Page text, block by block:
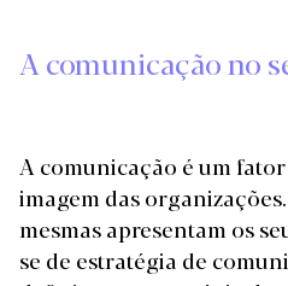
A comunicação no
A comunicação é um
imagem das
mesmas apresentam os
se de estratégia de